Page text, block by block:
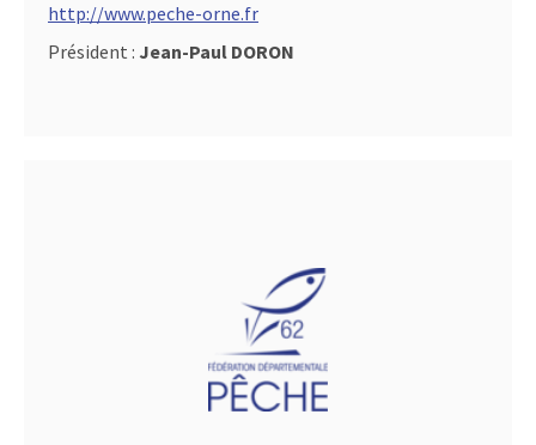
http://www.peche-orne.fr
Président : Jean-Paul DORON